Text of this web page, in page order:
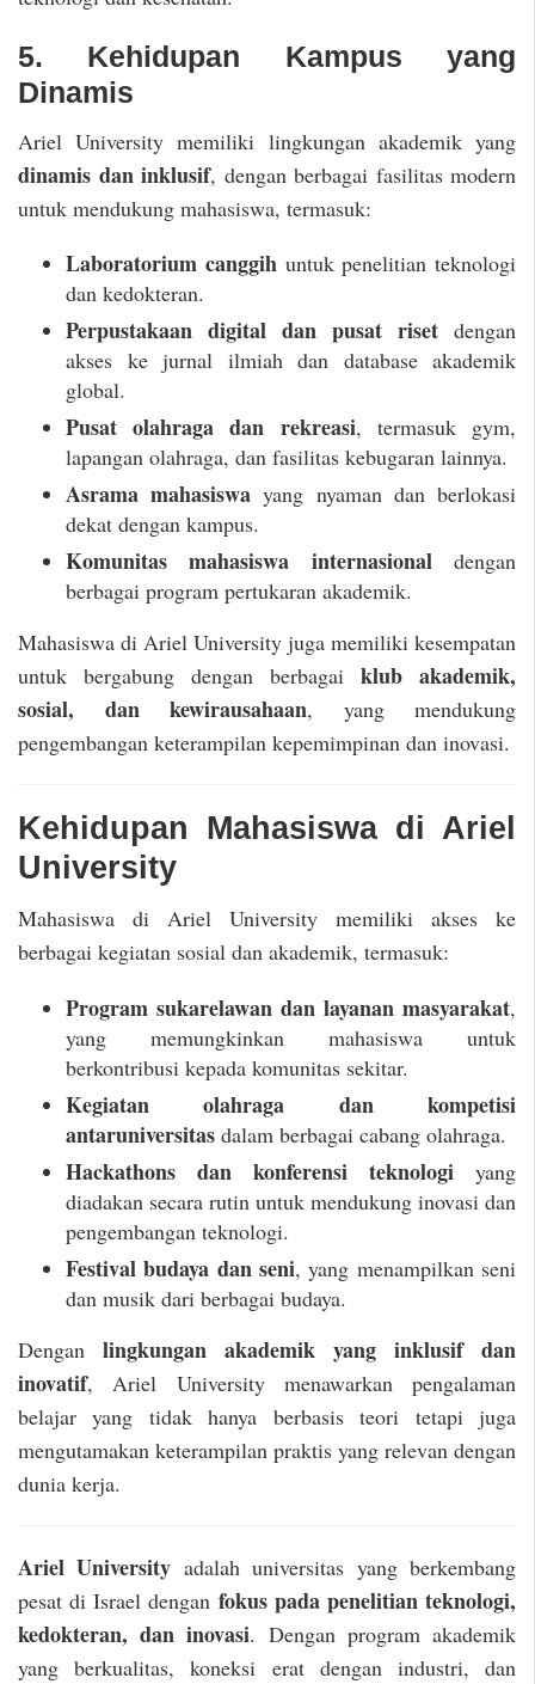
5. Kehidupan Kampus yang
Dinamis
Ariel University memiliki lingkungan akademik yang
dinamis dan inklusif, dengan berbagai fasilitas modern
untuk mendukung mahasiswa, termasuk:
Laboratorium canggihuntuk penelitian teknologi
dan kedokteran.
Perpustakaan digital dan pusat riset dengan
akses ke jurnal ilmiah dan database akademik
global.
Pusat olahraga dan rekreasi, termasuk gym,
lapangan olahraga, dan fasilitas kebugaran lainnya.
Asrama mahasiswa yang nyaman dan berlokasi
dekat dengan kampus.
Komunitas mahasiswa internasionaldengan
berbagai program pertukaran akademik.
Mahasiswa di Ariel University juga memiliki kesempatan
untuk bergabung dengan berbagai klub akademik,
sosial, dan kewirausahaan, yang mendukung
pengembangan keterampilan kepemimpinan dan inovasi.
Kehidupan Mahasiswa di Ariel
University
Mahasiswa di Ariel University memiliki akses ke
berbagai kegiatan sosial dan akademik, termasuk:
Program sukarelawan dan layanan masyarakat,
yang memungkinkan mahasiswa untuk
berkontribusi kepada komunitas sekitar.
Kegiatan olahraga dan kompetisi
antaruniversitas dalam berbagai cabang olahraga.
Hackathons dan konferensi teknologi yang
diadakan secara rutin untuk mendukung inovasi dan
pengembangan teknologi.
Festival budaya dan seni, yang menampilkan seni
dan musik dari berbagai budaya.
Dengan lingkungan akademik yang inklusif dan
inovatif, Ariel University menawarkan pengalaman
belajar yang tidak hanya berbasis teori tetapi juga
mengutamakan keterampilan praktis yang relevan dengan
dunia kerja.
Ariel University adalah universitas yang berkembang
pesat di Israel dengan fokus pada penelitian teknologi,
kedokteran, dan inovasi. Dengan program akademik
yang berkualitas, koneksi erat dengan industri, dan